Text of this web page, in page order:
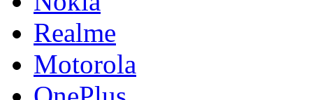
Realme
Motorola